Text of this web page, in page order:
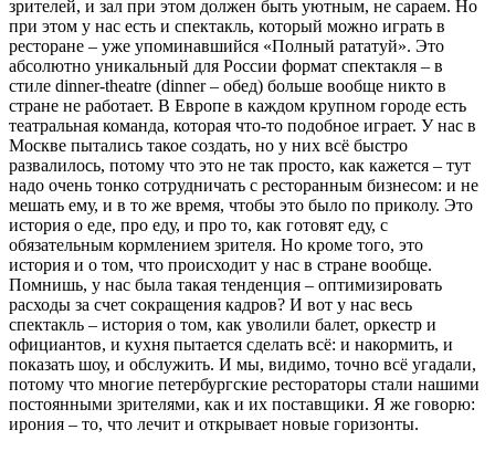
зрителей, и зал при этом должен быть уютным, не сараем. Но
при этом у нас есть и спектакль, который можно играть в
ресторане – уже упоминавшийся «Полный рататуй». Это
абсолютно уникальный для России формат спектакля – в
стиле dinner-theatre (dinner – обед) больше вообще никто в
стране не работает. В Европе в каждом крупном городе есть
театральная команда, которая что-то подобное играет. У нас в
Москве пытались такое создать, но у них всё быстро
развалилось, потому что это не так просто, как кажется – тут
надо очень тонко сотрудничать с ресторанным бизнесом: и не
мешать ему, и в то же время, чтобы это было по приколу. Это
история о еде, про еду, и про то, как готовят еду, с
обязательным кормлением зрителя. Но кроме того, это
история и о том, что происходит у нас в стране вообще.
Помнишь, у нас была такая тенденция – оптимизировать
расходы за счет сокращения кадров? И вот у нас весь
спектакль – история о том, как уволили балет, оркестр и
официантов, и кухня пытается сделать всё: и накормить, и
показать шоу, и обслужить. И мы, видимо, точно всё угадали,
потому что многие петербургские рестораторы стали нашими
постоянными зрителями, как и их поставщики. Я же говорю:
ирония – то, что лечит и открывает новые горизонты.